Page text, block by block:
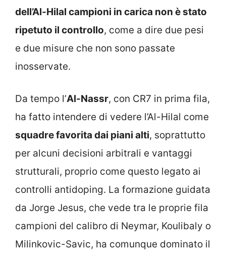
dell’Al-Hilal campioni in carica non è stato
ripetuto il controllo, come a dire due pesi
e due misure che non sono passate
inosservate.
Da tempo l’Al-Nassr, con CR7 in prima fila,
ha fatto intendere di vedere l’Al-Hilal come
squadre favorita dai piani alti, soprattutto
per alcuni decisioni arbitrali e vantaggi
strutturali, proprio come questo legato ai
controlli antidoping. La formazione guidata
da Jorge Jesus, che vede tra le proprie fila
campioni del calibro di Neymar, Koulibaly o
Milinkovic-Savic, ha comunque dominato il